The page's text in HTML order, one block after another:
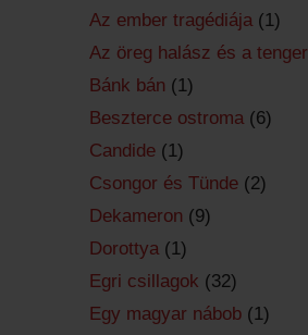
Az ember tragédiája (1)
Az öreg halász és a tenger
Bánk bán (1)
Beszterce ostroma (6)
Candide (1)
Csongor és Tünde (2)
Dekameron (9)
Dorottya (1)
Egri csillagok (32)
Egy magyar nábob (1)